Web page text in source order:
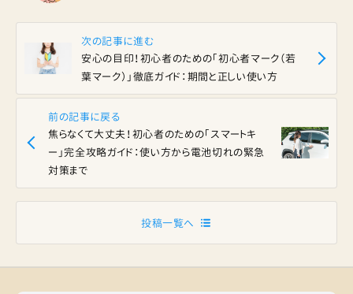
前の記事に戻る
焦らなくて大丈夫！初心者のための「スマートキ
ー」完全攻略ガイド：使い方から電池切れの緊急
対策まで
次の記事に進む
安心の目印！初心者のための「初心者マーク（若
葉マーク）」徹底ガイド：期間と正しい使い方
投稿一覧へ